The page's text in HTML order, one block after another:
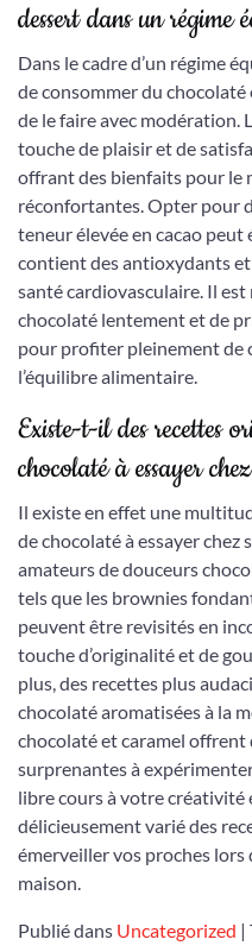
dessert dans un régime
Dans le cadre d’un régime
de consommer du
de le faire avec modération.
touche de plaisir et de
offrant des bienfaits pour le
réconfortantes. Opter pour
teneur élevée en cacao
contient des antioxydants
santé cardiovasculaire. Il
chocolaté lentement et de
pour profiter pleinement de
l’équilibre alimentaire.
Existe-t-il des recettes
chocolaté à essayer
Il existe en effet une
de chocolaté à essayer chez
amateurs de douceurs
tels que les brownies
peuvent être revisités en
touche d’originalité et de
plus, des recettes plus
chocolaté aromatisées à la
chocolaté et caramel offrent
surprenantes à
libre cours à votre créativité
délicieusement varié des
émerveiller vos proches lors
maison.
Publié dans Uncategorized |